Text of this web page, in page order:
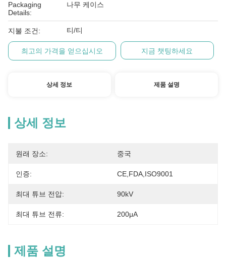
Packaging
Details:
나무 케이스
지불 조건: 티/티
최고의 가격을 얻으십시오 지금 챗팅하세요
상세 정보 제품 설명
상세 정보
원래 장소: 중국
인증: CE,FDA,ISO9001
최대 튜브 전압: 90kV
최대 튜브 전류: 200μA
제품 설명